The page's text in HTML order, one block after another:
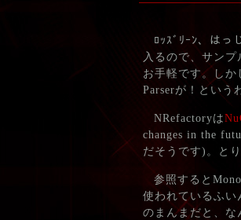
ﾛｯｽﾞﾘｰﾝ、はっ
入るので、サン
お手軽です。し
Parserが！という
NRefactoryは
changes in the
だそうです)。と
参照すると
使われているふい
のまんまだと、な